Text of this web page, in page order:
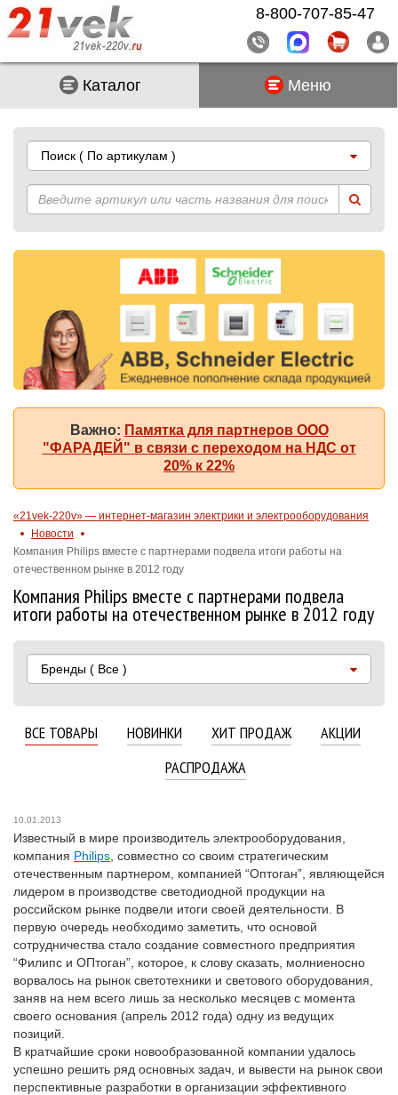
Каталог Меню
Поиск ( По артикулам )
Важно: Памятка для партнеров ООО
"ФАРАДЕЙ" в связи с переходом на НДС от
20% к 22%
«21vek-220v» — интернет-магазин электрики и электрооборудования
Новости
Компания Philips вместе с партнерами подвела итоги работы на
отечественном рынке в 2012 году
Компания Philips вместе с партнерами подвела
итоги работы на отечественном рынке в 2012 году
Бренды ( Все )
ВСЕ ТОВАРЫ НОВИНКИ ХИТ ПРОДАЖ
АКЦИИ
РАСПРОДАЖА
10.01.2013
Известный в мире производитель электрооборудования,
компания Philips , совместно со своим стратегическим
отечественным партнером, компанией “Оптоган”, являющейся
лидером в производстве светодиодной продукции на
российском рынке подвели итоги своей деятельности. В
первую очередь необходимо заметить, что основой
сотрудничества стало создание совместного предприятия
“Филипс и ОПтоган”, которое, к слову сказать, молниеносно
ворвалось на рынок светотехники и светового оборудования,
заняв на нем всего лишь за несколько месяцев с момента
своего основания (апрель 2012 года) одну из ведущих
позиций.
В кратчайшие сроки новообразованной компании удалось
успешно решить ряд основных задач, и вывести на рынок свои
перспективные разработки в организации эффективного
8-800-707-85-47